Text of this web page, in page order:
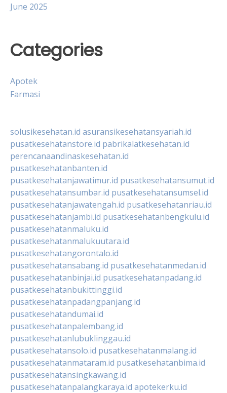
June 2025
Categories
Apotek
Farmasi
solusikesehatan.id asuransikesehatansyariah.id
pusatkesehatanstore.id pabrikalatkesehatan.id
perencanaandinaskesehatan.id
pusatkesehatanbanten.id
pusatkesehatanjawatimur.id pusatkesehatansumut.id
pusatkesehatansumbar.id pusatkesehatansumsel.id
pusatkesehatanjawatengah.id pusatkesehatanriau.id
pusatkesehatanjambi.id pusatkesehatanbengkulu.id
pusatkesehatanmaluku.id
pusatkesehatanmalukuutara.id
pusatkesehatangorontalo.id
pusatkesehatansabang.id pusatkesehatanmedan.id
pusatkesehatanbinjai.id pusatkesehatanpadang.id
pusatkesehatanbukittinggi.id
pusatkesehatanpadangpanjang.id
pusatkesehatandumai.id
pusatkesehatanpalembang.id
pusatkesehatanlubuklinggau.id
pusatkesehatansolo.id pusatkesehatanmalang.id
pusatkesehatanmataram.id pusatkesehatanbima.id
pusatkesehatansingkawang.id
pusatkesehatanpalangkaraya.id apotekerku.id